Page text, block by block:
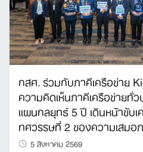
กสศ. ร่วมกับภาคีเครือข่าย
ความคิดเห็นภาคีเครือข่ายทั่
แผนกลยุทธ์ 5 ปี เดินหน้าขับ
ทศวรรษที่ 2 ของความเสม
5 สิงหาคม 2569